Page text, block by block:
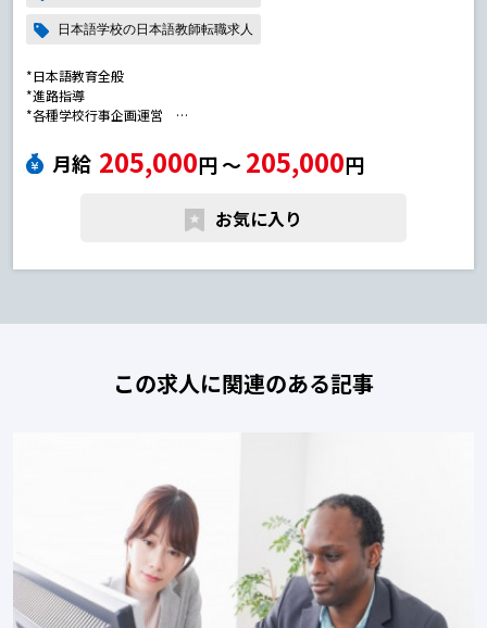
日本語学校の日本語教師転職求人
*日本語教育全般
*進路指導
*各種学校行事企画運営
月給 205,000円 〜 205,000円
お気に入り
この求人に関連のある記事